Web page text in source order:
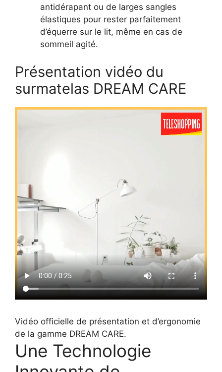
antidérapant ou de larges sangles
élastiques pour rester parfaitement
d’équerre sur le lit, même en cas de
sommeil agité.
Présentation vidéo du
surmatelas DREAM CARE
Vidéo officielle de présentation et d’ergonomie
de la gamme DREAM CARE.
Une Technologie